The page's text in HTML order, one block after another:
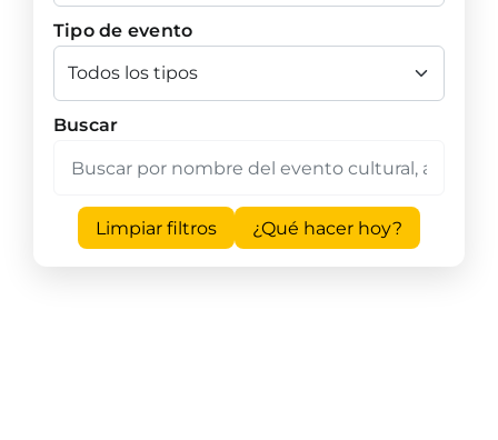
Tipo de evento
Buscar
Limpiar filtros ¿Qué hacer hoy?